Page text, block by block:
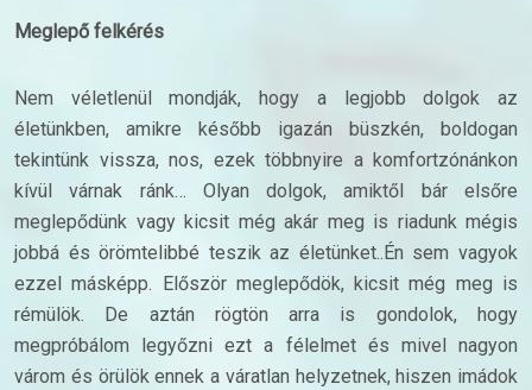
Meglepő felkérés
Nem véletlenül mondják, hogy a legjobb dolgok az
életünkben, amikre később igazán büszkén, boldogan
tekintünk vissza, nos, ezek többnyire a komfortzónánkon
kívül várnak ránk… Olyan dolgok, amiktől bár elsőre
meglepődünk vagy kicsit még akár meg is riadunk mégis
jobbá és örömtelibbé teszik az életünket..Én sem vagyok
ezzel másképp. Először meglepődök, kicsit még meg is
rémülök. De aztán rögtön arra is gondolok, hogy
megpróbálom legyőzni ezt a félelmet és mivel nagyon
várom és örülök ennek a váratlan helyzetnek, hiszen imádok